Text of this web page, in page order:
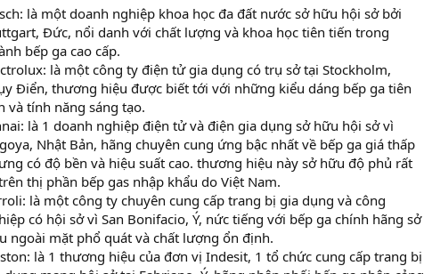
là một doanh nghiệp khoa học đa đất nước sở hữu hội sở bởi
Đức, nổi danh với chất lượng và khoa học tiên tiến trong
bếp ga cao cấp.
là một công ty điện tử gia dụng có trụ sở tại Stockholm,
Điển, thương hiệu được biết tới với những kiểu dáng bếp ga tiên
và tính năng sáng tạo.
là 1 doanh nghiệp điện tử và điện gia dụng sở hữu hội sở vì
Nhật Bản, hãng chuyên cung ứng bậc nhất về bếp ga giá thấp
có độ bền và hiệu suất cao. thương hiệu này sở hữu độ phủ rất
thị phần bếp gas nhập khẩu do Việt Nam.
là một công ty chuyên cung cấp trang bị gia dụng và công
có hội sở vì San Bonifacio, Ý, nức tiếng với bếp ga chính hãng sở
ngoài mặt phổ quát và chất lượng ổn định.
là 1 thương hiệu của đơn vị Indesit, 1 tổ chức cung cấp trang bị